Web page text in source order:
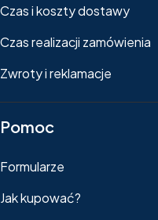
Czas i koszty dostawy
Czas realizacji zamówienia
Zwroty i reklamacje
Pomoc
Formularze
Jak kupować?